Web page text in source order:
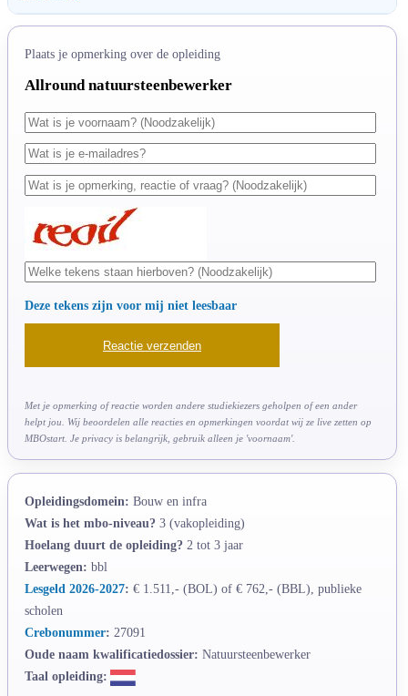
Plaats je opmerking over de opleiding
Allround natuursteenbewerker
Deze tekens zijn voor mij niet leesbaar
Met je opmerking of reactie worden andere studiekiezers geholpen of een ander
helpt jou. Wij beoordelen alle reacties en opmerkingen voordat wij ze live zetten op
MBOstart. Je privacy is belangrijk, gebruik alleen je 'voornaam'.
Opleidingsdomein: Bouw en infra
Wat is het mbo-niveau? 3 (vakopleiding)
Hoelang duurt de opleiding? 2 tot 3 jaar
Leerwegen: bbl
Lesgeld 2026-2027: € 1.511,- (BOL) of € 762,- (BBL), publieke
scholen
Crebonummer: 27091
Oude naam kwalificatiedossier: Natuursteenbewerker
Taal opleiding: